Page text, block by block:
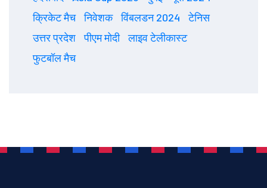
क्रिकेट मैच
निवेशक विंबलडन 2024
टेनिस
उत्तर प्रदेश
पीएम मोदी
लाइव टेलीकास्ट
फुटबॉल मैच